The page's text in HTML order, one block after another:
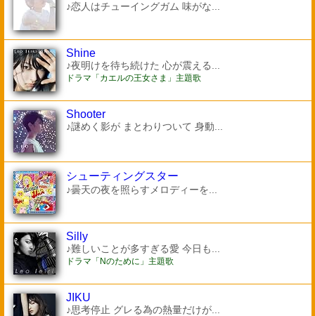
♪恋人はチューイングガム 味がな...
Shine
♪夜明けを待ち続けた 心が震える...
ドラマ「カエルの王女さま」主題歌
Shooter
♪謎めく影が まとわりついて 身動...
シューティングスター
♪曇天の夜を照らすメロディーを...
Silly
♪難しいことが多すぎる愛 今日も...
ドラマ「Nのために」主題歌
JIKU
♪思考停止 グレる為の熱量だけが...